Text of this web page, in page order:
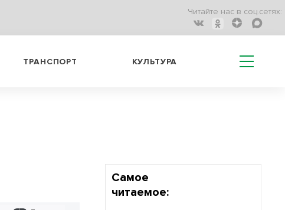
Читайте нас в соц.сетях:
ТРАНСПОРТ КУЛЬТУРА
Самое
читаемое: